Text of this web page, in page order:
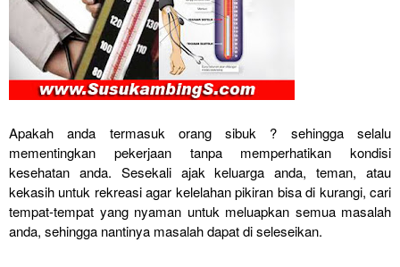
Apakah anda termasuk orang sibuk ? sehingga selalu
mementingkan pekerjaan tanpa memperhatikan kondisi
kesehatan anda. Sesekali ajak keluarga anda, teman, atau
kekasih untuk rekreasi agar kelelahan pikiran bisa di kurangi, cari
tempat-tempat yang nyaman untuk meluapkan semua masalah
anda, sehingga nantinya masalah dapat di seleseikan.